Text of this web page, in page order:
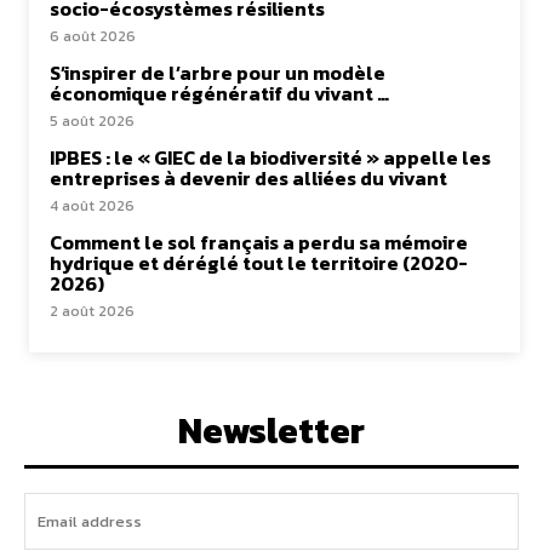
socio-écosystèmes résilients
6 août 2026
S’inspirer de l’arbre pour un modèle
économique régénératif du vivant …
5 août 2026
IPBES : le « GIEC de la biodiversité » appelle les
entreprises à devenir des alliées du vivant
4 août 2026
Comment le sol français a perdu sa mémoire
hydrique et déréglé tout le territoire (2020-
2026)
2 août 2026
Newsletter